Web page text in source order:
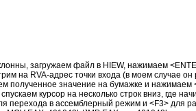
загружаем файл в HIEW, нажимаем
на RVA-адрес точки входа (в моем случае
полученное значение на бумажке и нажимаем
курсор на несколько строк вниз, где
перехода в ассемблерный режим и <F3> для